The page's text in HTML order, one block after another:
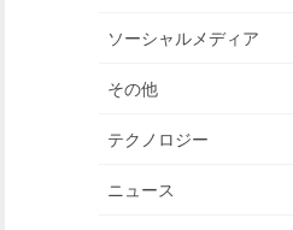
ソーシャルメディア
その他
テクノロジー
ニュース